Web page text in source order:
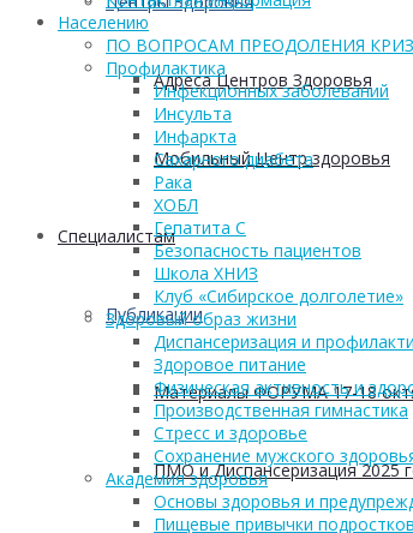
Адреса Центров Здоровья
Мобильный Центр здоровья
Cпециалистам
Публикации
Материалы ФОРУМА 17-18
ПМО и Диспансеризация 2025
Населению
ПО ВОПРОСАМ ПРЕОДОЛЕНИЯ
Профилактика
Инфекционных заболеваний
Инсульта
Инфаркта
Сахарного диабета
Рака
ХОБЛ
Гепатита С
Безопасность пациентов
Школа ХНИЗ
Клуб «Сибирское долголетие»
Здоровый образ жизни
Диспансеризация и
Здоровое питание
Физическая активность и
Производственная гимнастика
Стресс и здоровье
Сохранение мужского
Академия здоровья
Основы здоровья и
Пищевые привычки подростков